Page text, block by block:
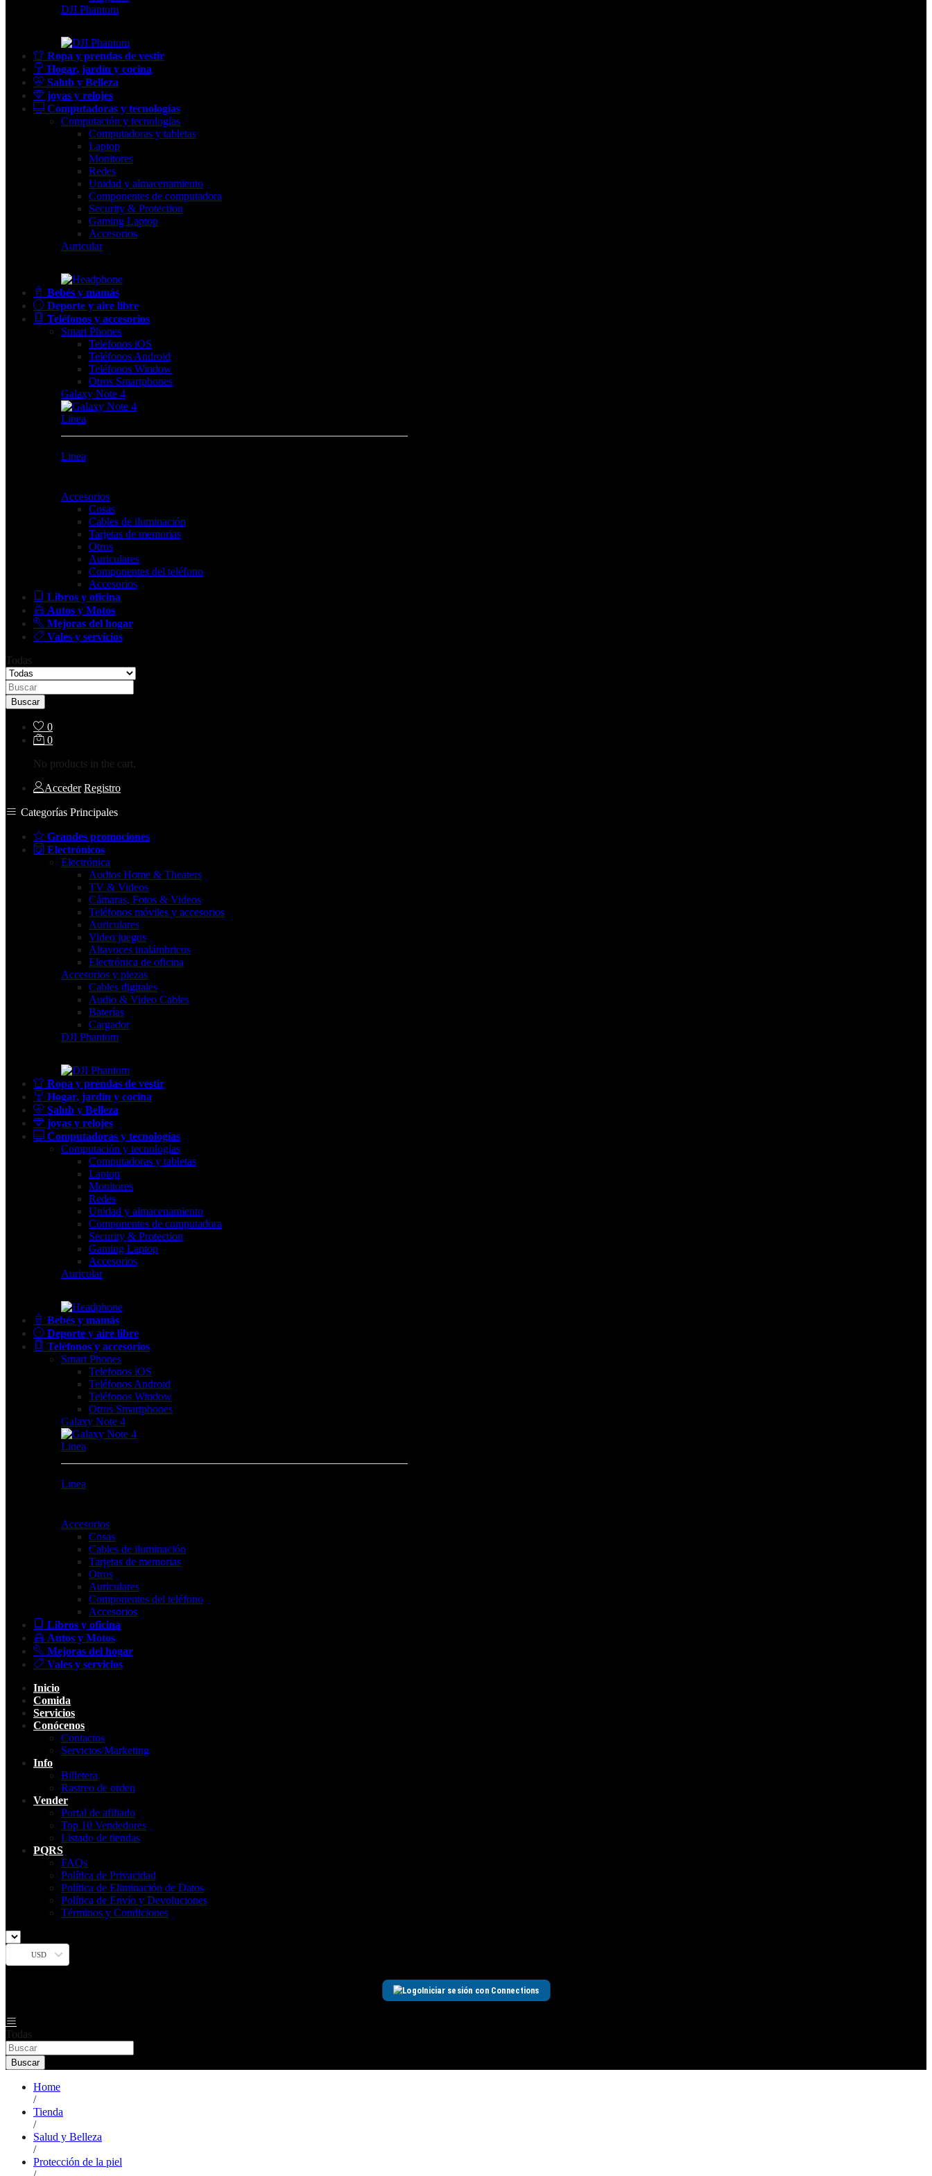
DJI Phantom
Ropa y prendas de vestir
Hogar, jardín y cocina
Salub y Belleza
joyas y relojes
Computadoras y tecnologías
Computación y tecnologías
Computadoras y tabletas
Laptop
Monitores
Redes
Unidad y almacenamiento
Componentes de computadora
Security & Protection
Gaming Laptop
Accesorios
Auricular
Bebés y mamás
Deporte y aire libre
Teléfonos y accesorios
Smart Phones
Telefonos iOS
Teléfonos Android
Teléfonos Window
Otros Smartphones
Galaxy Note 4
Linea
Linea
Accesorios
Cosas
Cables de iluminación
Tarjetas de memorias
Otros
Auriculares
Componentes del teléfono
Accesorios
Libros y oficina
Autos y Motos
Mejoras del hogar
Vales y servicios
Todas
Buscar
0
0
No products in the cart.
Acceder Registro
Categorías Principales
Grandes promociones
Electrónicos
Electrónica
Audios Home & Theaters
TV & Videos
Cámaras, Fotos & Videos
Teléfonos móviles y accesorios
Auriculares
Video juegos
Altavoces inalámbricos
Electrónica de oficina
Accesorios y piezas
Cables digitales
Audio & Video Cables
Baterías
Cargador
DJI Phantom
Ropa y prendas de vestir
Hogar, jardín y cocina
Salub y Belleza
joyas y relojes
Computadoras y tecnologías
Computación y tecnologías
Computadoras y tabletas
Laptop
Monitores
Redes
Unidad y almacenamiento
Componentes de computadora
Security & Protection
Gaming Laptop
Accesorios
Auricular
Bebés y mamás
Deporte y aire libre
Teléfonos y accesorios
Smart Phones
Telefonos iOS
Teléfonos Android
Teléfonos Window
Otros Smartphones
Galaxy Note 4
Linea
Linea
Accesorios
Cosas
Cables de iluminación
Tarjetas de memorias
Otros
Auriculares
Componentes del teléfono
Accesorios
Libros y oficina
Autos y Motos
Mejoras del hogar
Vales y servicios
Inicio
Comida
Servicios
Conócenos
Contactos
Servicios/Marketing
Info
Billetera
Rastreo de orden
Vender
Portal de afiliado
Top 10 Vendedores
Listado de tiendas
PQRS
FAQs
Política de Privacidad
Política de Eliminación de Datos
Política de Envío y Devoluciones
Términos y Condiciones
USD
Iniciar sesión con Connections
Todas
Buscar
Home
/
Tienda
/
Salud y Belleza
/
Protección de la piel